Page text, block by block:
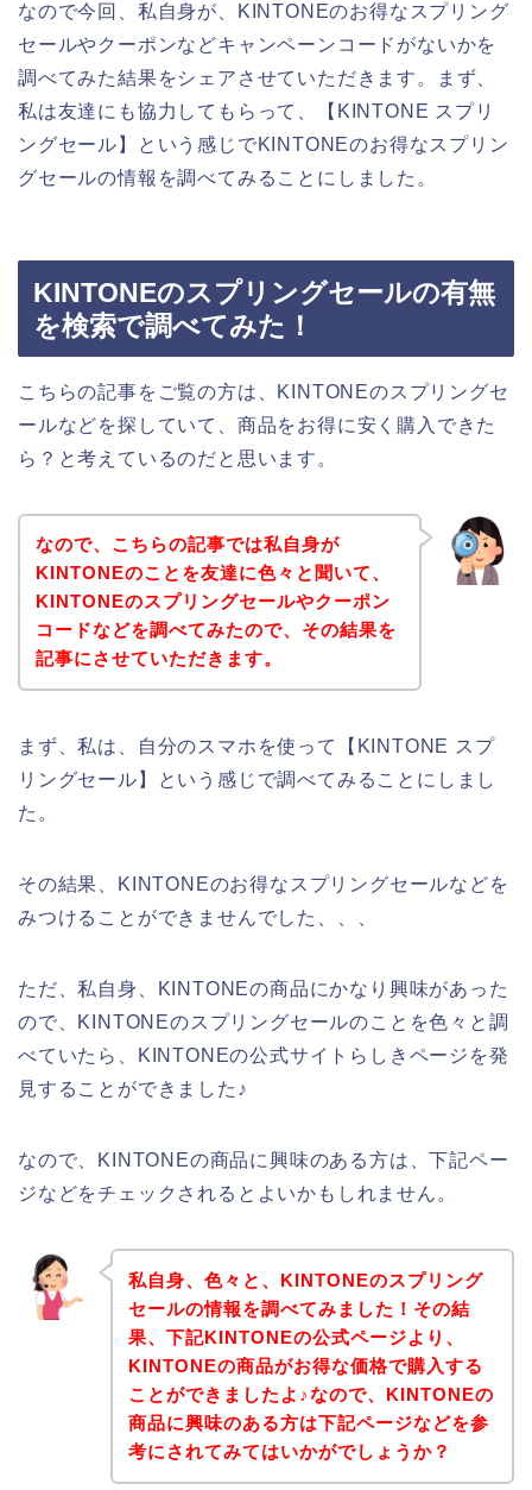
なので今回、私自身が、KINTONEのお得なスプリング
セールやクーポンなどキャンペーンコードがないかを
調べてみた結果をシェアさせていただきます。まず、
私は友達にも協力してもらって、【KINTONE スプリ
ングセール】という感じでKINTONEのお得なスプリン
グセールの情報を調べてみることにしました。
KINTONEのスプリングセールの有無
を検索で調べてみた！
こちらの記事をご覧の方は、KINTONEのスプリングセ
ールなどを探していて、商品をお得に安く購入できた
ら？と考えているのだと思います。
なので、こちらの記事では私自身が
KINTONEのことを友達に色々と聞いて、
KINTONEのスプリングセールやクーポン
コードなどを調べてみたので、その結果を
記事にさせていただきます。
まず、私は、自分のスマホを使って【KINTONE スプ
リングセール】という感じで調べてみることにしまし
た。
その結果、KINTONEのお得なスプリングセールなどを
みつけることができませんでした、、、
ただ、私自身、KINTONEの商品にかなり興味があった
ので、KINTONEのスプリングセールのことを色々と調
べていたら、KINTONEの公式サイトらしきページを発
見することができました♪
なので、KINTONEの商品に興味のある方は、下記ペー
ジなどをチェックされるとよいかもしれません。
私自身、色々と、KINTONEのスプリング
セールの情報を調べてみました！その結
果、下記KINTONEの公式ページより、
KINTONEの商品がお得な価格で購入する
ことができましたよ♪なので、KINTONEの
商品に興味のある方は下記ページなどを参
考にされてみてはいかがでしょうか？